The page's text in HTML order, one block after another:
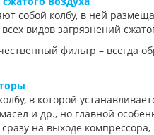
собой колбу, в ней
видов загрязнений
фильтр – всегда
в которой
и др., но главной
на выходе